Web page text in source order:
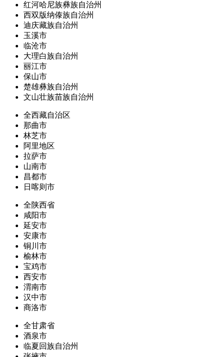
红河哈尼族彝族自治州
西双版纳傣族自治州
迪庆藏族自治州
玉溪市
临沧市
大理白族自治州
丽江市
保山市
楚雄彝族自治州
文山壮族苗族自治州
全西藏自治区
那曲市
林芝市
阿里地区
拉萨市
山南市
昌都市
日喀则市
全陕西省
咸阳市
延安市
安康市
铜川市
榆林市
宝鸡市
西安市
渭南市
汉中市
商洛市
全甘肃省
酒泉市
临夏回族自治州